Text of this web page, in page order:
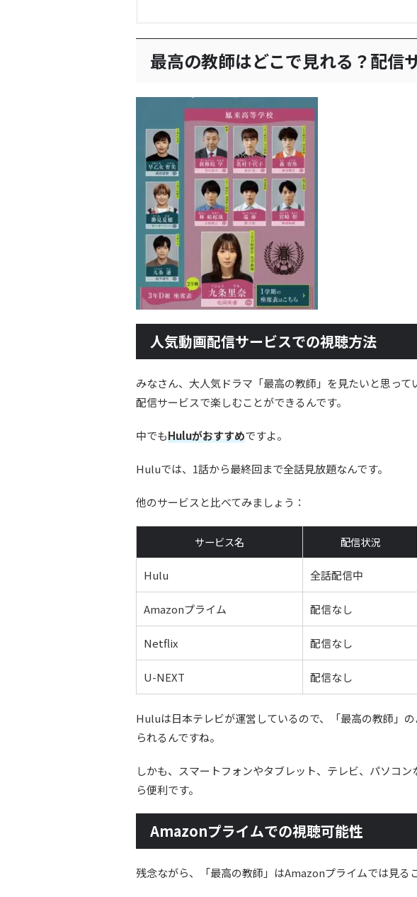
最高の教師はどこで見れる？配信
人気動画配信サービスでの視聴方法
みなさん、大人気ドラマ「最高の教師」を見たいと思っ
配信サービスで楽しむことができるんです。
中でもHuluがおすすめですよ。
Huluでは、1話から最終回まで全話見放題なんです。
他のサービスと比べてみましょう：
サービス名 配信状況
Hulu 全話配信中
Amazonプライム 配信なし
Netflix 配信なし
U-NEXT 配信なし
Huluは日本テレビが運営しているので、「最高の教師」
られるんですね。
しかも、スマートフォンやタブレット、テレビ、パソコ
ら便利です。
Amazonプライムでの視聴可能性
残念ながら、「最高の教師」はAmazonプライムでは見る